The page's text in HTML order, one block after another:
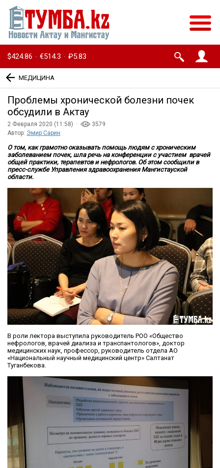
$424.86 · €514.3 · ₽5.83
МЕДИЦИНА
Проблемы хронической болезни почек
обсудили в Актау
2 Февраля 2020 (11:58) ·
3579
Автор: Эмир Сарин
О том, как грамотно оказывать помощь людям с хроническим
заболеванием почек, шла речь на конференции с участием врачей
общей практики, терапевтов и нефрологов. Об этом сообщили в
пресс-службе Управления здравоохранения Мангистауской
области.
В роли лектора выступила руководитель РОО «Общество
нефрологов, врачей диализа и транспантологов», доктор
медицинских наук, профессор, руководитель отдела АО
«Национальный научный медицинский центр» Салтанат
Туганбекова.